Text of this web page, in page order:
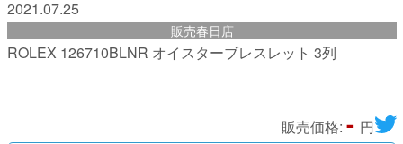
2021.07.25
販売春日店
ROLEX 126710BLNR オイスターブレスレット 3列
販売価格:- 円